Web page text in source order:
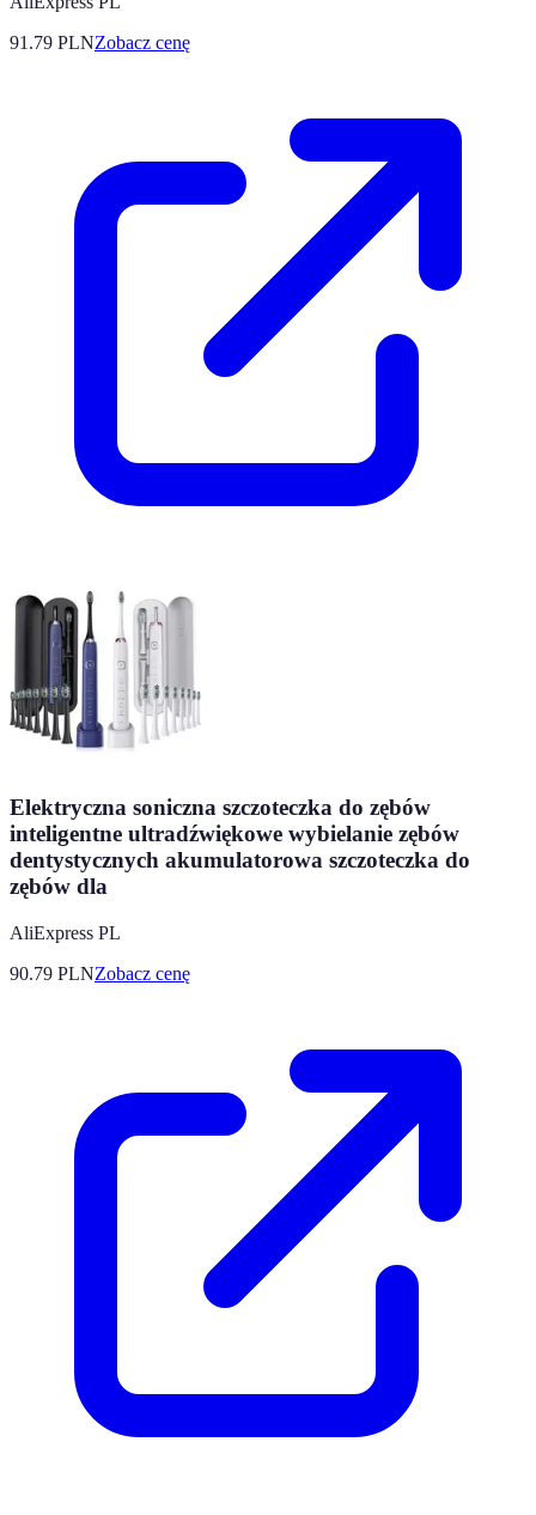
91.79 PLNZobacz cenę
Elektryczna soniczna szczoteczka do zębów
inteligentne ultradźwiękowe wybielanie zębów
dentystycznych akumulatorowa szczoteczka do
zębów dla
AliExpress PL
90.79 PLNZobacz cenę